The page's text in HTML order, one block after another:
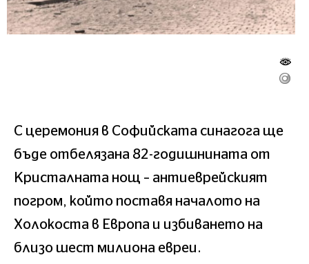
С церемония в Софийската синагога ще
бъде отбелязана 82-годишнината от
Кристалната нощ – антиеврейският
погром, който поставя началото на
Холокоста в Европа и избиването на
близо шест милиона евреи.